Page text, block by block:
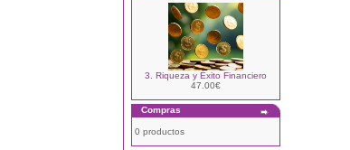
3. Riqueza y Éxito Financiero
47.00€
Compras
0 productos